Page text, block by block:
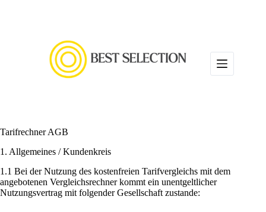
Tarifrechner AGB
1. Allgemeines / Kundenkreis
1.1 Bei der Nutzung des kostenfreien Tarifvergleichs mit dem
angebotenen Vergleichsrechner kommt ein unentgeltlicher
Nutzungsvertrag mit folgender Gesellschaft zustande: